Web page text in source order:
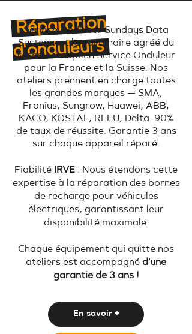
Réparation
d'onduleurs
Service Onduleur Sundays Data
System est le partenaire agréé du
réseau européen Service Onduleur
pour la France et la Suisse. Nos
ateliers prennent en charge toutes
les grandes marques — SMA,
Fronius, Sungrow, Huawei, ABB,
KACO, KOSTAL, REFU, Delta. 90%
de taux de réussite. Garantie 3 ans
sur chaque appareil réparé.
Fiabilité IRVE : Nous étendons cette
expertise à la réparation des bornes
de recharge pour véhicules
électriques, garantissant leur
disponibilité maximale.
Chaque équipement qui quitte nos
ateliers est accompagné d'une
garantie de 3 ans !
En savoir +